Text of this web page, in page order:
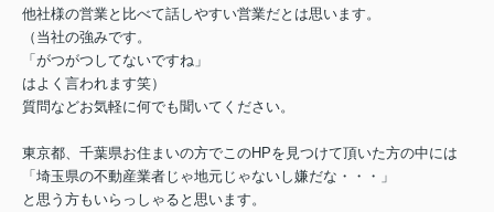
他社様の営業と比べて話しやすい営業だとは思います。
（当社の強みです。
「がつがつしてないですね」
はよく言われます笑）
質問などお気軽に何でも聞いてください。
東京都、千葉県お住まいの方でこのHPを見つけて頂いた方の中には
「埼玉県の不動産業者じゃ地元じゃないし嫌だな・・・」
と思う方もいらっしゃると思います。